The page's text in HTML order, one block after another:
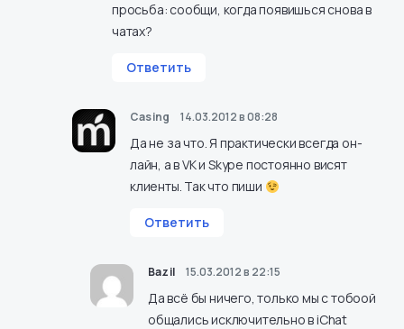
просьба: сообщи, когда появишься снова в
чатах?
Ответить
Casing 14.03.2012 в 08:28
Да не за что. Я практически всегда он-
лайн, а в VK и Skype постоянно висят
клиенты. Так что пиши
Ответить
Bazil 15.03.2012 в 22:15
Да всё бы ничего, только мы с тобоой
общались исключительно в iChat